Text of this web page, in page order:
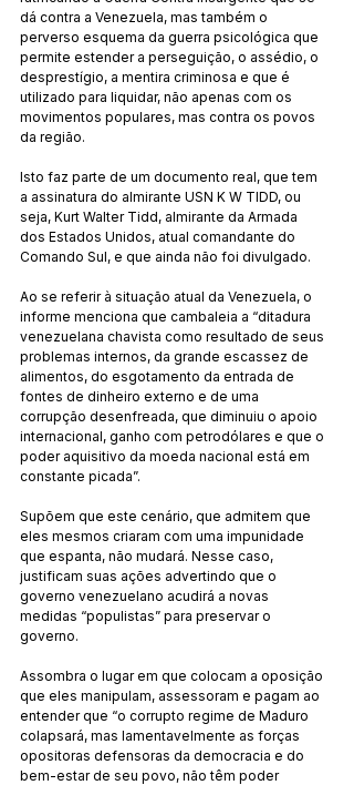
dá contra a Venezuela, mas também o
perverso esquema da guerra psicológica que
permite estender a perseguição, o assédio, o
desprestígio, a mentira criminosa e que é
utilizado para liquidar, não apenas com os
movimentos populares, mas contra os povos
da região.
Isto faz parte de um documento real, que tem
a assinatura do almirante USN K W TIDD, ou
seja, Kurt Walter Tidd, almirante da Armada
dos Estados Unidos, atual comandante do
Comando Sul, e que ainda não foi divulgado.
Ao se referir à situação atual da Venezuela, o
informe menciona que cambaleia a “ditadura
venezuelana chavista como resultado de seus
problemas internos, da grande escassez de
alimentos, do esgotamento da entrada de
fontes de dinheiro externo e de uma
corrupção desenfreada, que diminuiu o apoio
internacional, ganho com petrodólares e que o
poder aquisitivo da moeda nacional está em
constante picada”.
Supõem que este cenário, que admitem que
eles mesmos criaram com uma impunidade
que espanta, não mudará. Nesse caso,
justificam suas ações advertindo que o
governo venezuelano acudirá a novas
medidas “populistas” para preservar o
governo.
Assombra o lugar em que colocam a oposição
que eles manipulam, assessoram e pagam ao
entender que “o corrupto regime de Maduro
colapsará, mas lamentavelmente as forças
opositoras defensoras da democracia e do
bem-estar de seu povo, não têm poder